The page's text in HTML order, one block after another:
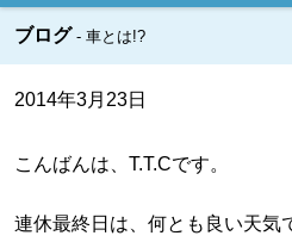
ブログ 車とは!?
2014年3月23日
こんばんは、T.T.Cです。
連休最終日は、何とも良い天気